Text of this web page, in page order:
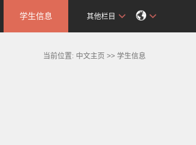
学生信息 其他栏目
当前位置: 中文主页 >> 学生信息